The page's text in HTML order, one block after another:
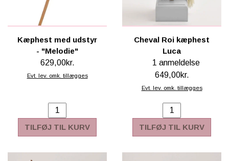
Kæphest med udstyr
- "Melodie"
629,00kr.
Evt. lev. omk. tillægges
TILFØJ TIL KURV
Cheval Roi kæphest
Luca
1 anmeldelse
649,00kr.
Evt. lev. omk. tillægges
TILFØJ TIL KURV